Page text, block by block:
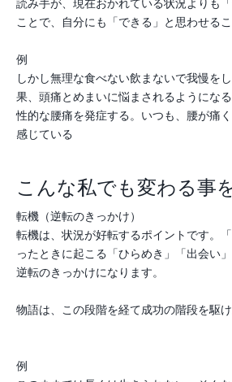
読み手が、現在おかれている状況よりも
ことで、自分にも「できる」と思わせるこ
例
しかし無理な食べない飲まないで我慢を
果、頭痛とめまいに悩まされるようにな
性的な腰痛を発症する。いつも、腰が痛
感じている
こんな私でも変わる事
転機（逆転のきっかけ）
転機は、状況が好転するポイントです。
ったときに起こる「ひらめき」「出会い
逆転のきっかけになります。
物語は、この段階を経て成功の階段を駆け
例